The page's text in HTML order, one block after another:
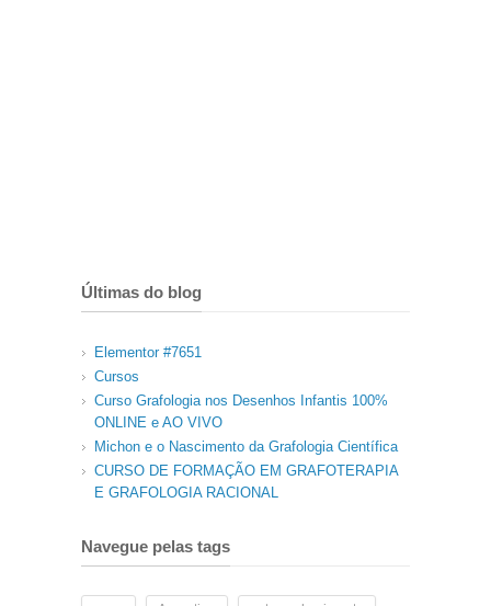
Últimas do blog
Elementor #7651
Cursos
Curso Grafologia nos Desenhos Infantis 100%
ONLINE e AO VIVO
Michon e o Nascimento da Grafologia Científica
CURSO DE FORMAÇÃO EM GRAFOTERAPIA
E GRAFOLOGIA RACIONAL
Navegue pelas tags